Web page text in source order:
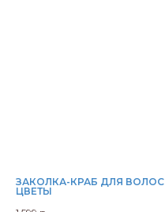
ЗАКОЛКА-КРАБ ДЛЯ ВОЛОС
ЦВЕТЫ